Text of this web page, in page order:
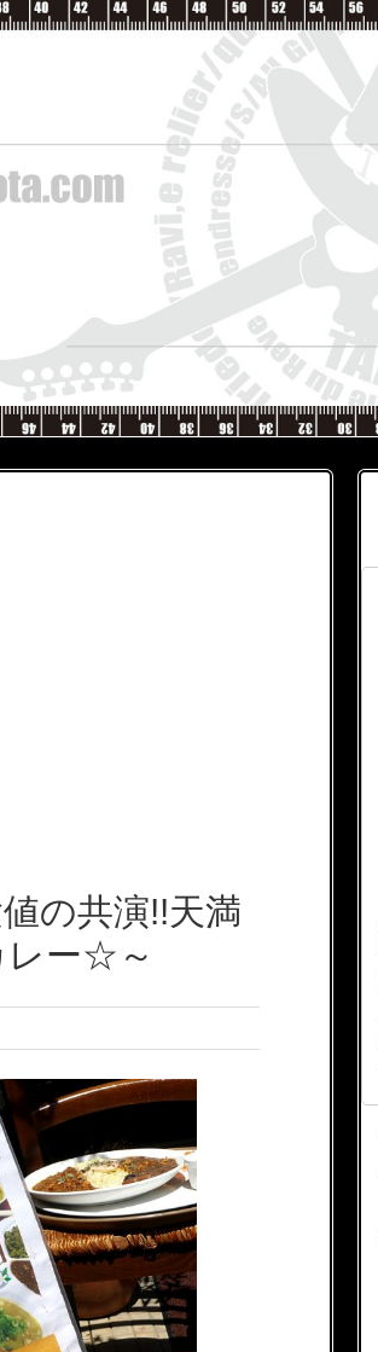
の共演!!天満
レー☆～